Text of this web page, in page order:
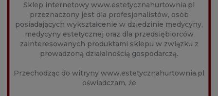
M-Exosomes Soft wykorzystuje naturalne egzosomy z
mleka, które są bogate w czynniki wzrostu, białka, lipidy i
RNA. Dzięki mikroskopijnym rozmiarom, egzosomy
skutecznie penetrują skórę, stymulując syntezę kolagenu
i elastyny, co prowadzi do poprawy elastyczności skóry i
redukcji zmarszczek.
Wielopoziomowe działanie na komórki macierzyste
Egzosomy aktywują komórki macierzyste, przyspieszając
Sklep internetowy www.estetycznahurtownia.pl
przeznaczony jest dla profesjonalistów, osób
posiadających wykształcenie w dziedzinie medycyny,
medycyny estetycznej oraz dla przedsiębiorców
zainteresowanych produktami sklepu w związku z
prowadzoną działalnością gospodarczą.
Przechodząc do witryny www.estetycznahurtownia.pl
oświadczam, że